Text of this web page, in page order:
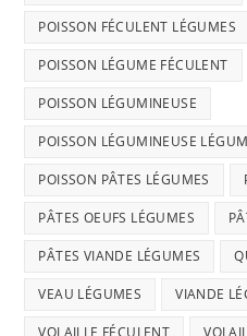
POISSON FÉCULENT LÉGUMES
POISSON LÉGUME FÉCULENT
POISSON LÉGUMINEUSE
POISSON LÉGUMINEUSE
POISSON PÂTES LÉGUMES
PÂTES OEUFS LÉGUMES
PÂTES VIANDE LÉGUMES
VEAU LÉGUMES VIANDE